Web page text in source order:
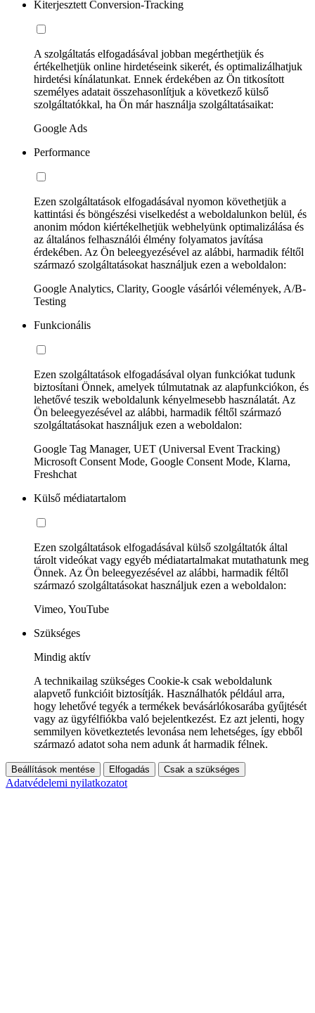
Kiterjesztett Conversion-Tracking
A szolgáltatás elfogadásával jobban megérthetjük és
értékelhetjük online hirdetéseink sikerét, és optimalizálhatjuk
hirdetési kínálatunkat. Ennek érdekében az Ön titkosított
személyes adatait összehasonlítjuk a következő külső
szolgáltatókkal, ha Ön már használja szolgáltatásaikat:
Google Ads
Performance
Ezen szolgáltatások elfogadásával nyomon követhetjük a
kattintási és böngészési viselkedést a weboldalunkon belül, és
anonim módon kiértékelhetjük webhelyünk optimalizálása és
az általános felhasználói élmény folyamatos javítása
érdekében. Az Ön beleegyezésével az alábbi, harmadik féltől
származó szolgáltatásokat használjuk ezen a weboldalon:
Google Analytics, Clarity, Google vásárlói vélemények, A/B-
Testing
Funkcionális
Ezen szolgáltatások elfogadásával olyan funkciókat tudunk
biztosítani Önnek, amelyek túlmutatnak az alapfunkciókon, és
lehetővé teszik weboldalunk kényelmesebb használatát. Az
Ön beleegyezésével az alábbi, harmadik féltől származó
szolgáltatásokat használjuk ezen a weboldalon:
Google Tag Manager, UET (Universal Event Tracking)
Microsoft Consent Mode, Google Consent Mode, Klarna,
Freshchat
Külső médiatartalom
Ezen szolgáltatások elfogadásával külső szolgáltatók által
tárolt videókat vagy egyéb médiatartalmakat mutathatunk meg
Önnek. Az Ön beleegyezésével az alábbi, harmadik féltől
származó szolgáltatásokat használjuk ezen a weboldalon:
Vimeo, YouTube
Szükséges
Mindig aktív
A technikailag szükséges Cookie-k csak weboldalunk
alapvető funkcióit biztosítják. Használhatók például arra,
hogy lehetővé tegyék a termékek bevásárlókosarába gyűjtését
vagy az ügyfélfiókba való bejelentkezést. Ez azt jelenti, hogy
semmilyen következtetés levonása nem lehetséges, így ebből
származó adatot soha nem adunk át harmadik félnek.
Beállítások mentése Elfogadás Csak a szükséges
Adatvédelemi nyilatkozatot